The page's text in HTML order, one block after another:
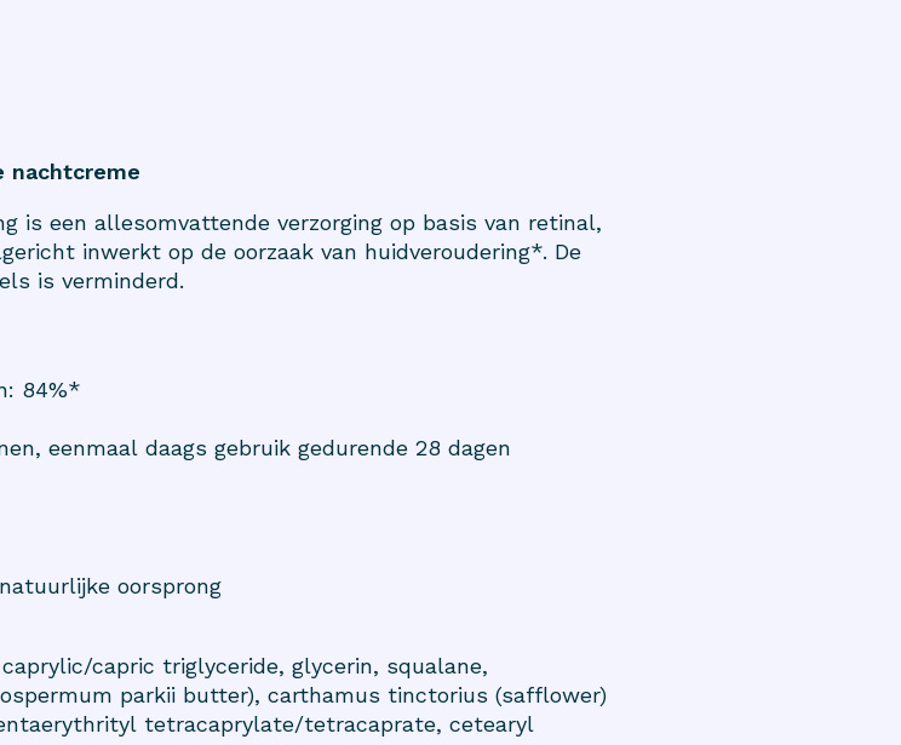
nachtcreme
is een allesomvattende verzorging op basis van retinal,
inwerkt op de oorzaak van huidveroudering*. De
is verminderd.
84%*
eenmaal daags gebruik gedurende 28 dagen
oorsprong
capric triglyceride, glycerin, squalane,
parkii butter), carthamus tinctorius (safflower)
tetracaprylate/tetracaprate, cetearyl